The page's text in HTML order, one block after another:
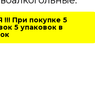
При покупке 5
5 упаковок в